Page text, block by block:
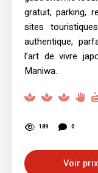
gratuit, parking,
sites
authentique,
l’art de vivre
Maniwa.
189 0
Voir prix